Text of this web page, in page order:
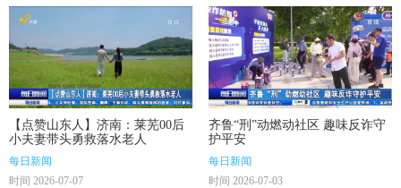
【点赞山东人】济南：莱芜00后
小夫妻带头勇救落水老人
每日新闻
时间 2026-07-07
齐鲁“刑”动燃动社区 趣味反诈守
护平安
每日新闻
时间 2026-07-03